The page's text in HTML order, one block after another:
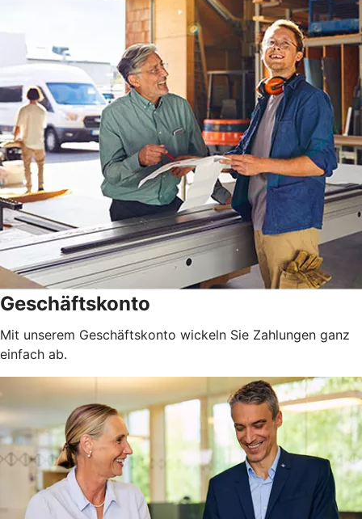
Geschäftskonto
Mit unserem Geschäftskonto wickeln Sie Zahlungen ganz
einfach ab.